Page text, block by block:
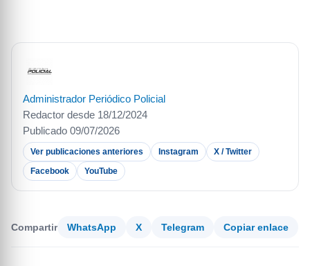
Administrador Periódico Policial
Redactor desde 18/12/2024
Publicado 09/07/2026
Ver publicaciones anteriores Instagram
X / Twitter
Facebook
YouTube
Compartir WhatsApp X Telegram Copiar enlace